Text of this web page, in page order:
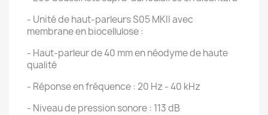
- Unité de haut-parleurs S05 MKII avec
membrane en biocellulose :
- Haut-parleur de 40 mm en néodyme de haute
qualité
- Réponse en fréquence : 20 Hz - 40 kHz
- Niveau de pression sonore : 113 dB